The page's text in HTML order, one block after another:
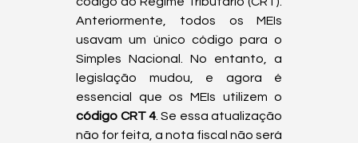
Anteriormente, todos os MEIs
usavam um único código para o
Simples Nacional. No entanto, a
legislação mudou, e agora é
código CRT 4 . Se essa atualização
não for feita, a nota fiscal não será